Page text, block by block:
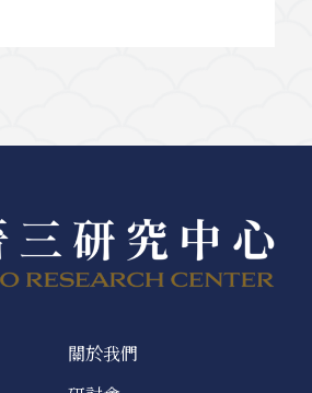
關於我們